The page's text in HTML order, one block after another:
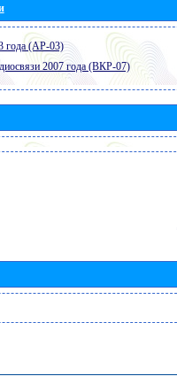
года (АР-03)
2007 года (ВКР-07)